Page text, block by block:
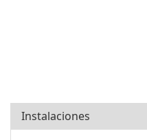
Instalaciones